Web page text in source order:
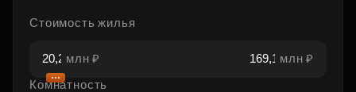
Стоимость жилья
млн ₽
млн ₽
Комнатность